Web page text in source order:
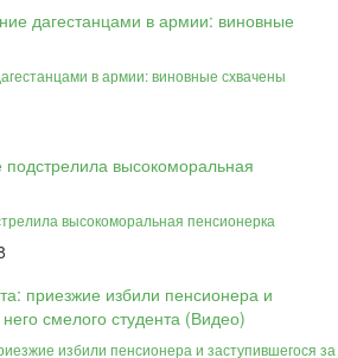
в армии: виновные схвачены
высокоморальная пенсионерка
избили пенсионера и заступившегося за